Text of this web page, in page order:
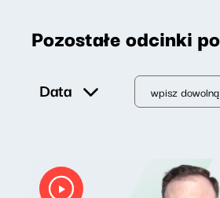
Pozostałe odcinki
Data